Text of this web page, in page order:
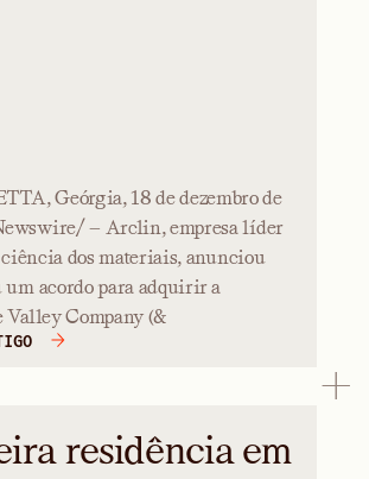
Geórgia, 18 de dezembro de
— Arclin, empresa líder
ciência dos materiais, anunciou
acordo para adquirir a
Company (&
residência em